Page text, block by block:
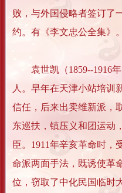
败，与外国侵略者签订了
约。有《李文忠公全集》。
袁世凯（1859--1916年
人。早年在天津小站培训
信任，后来出卖维新派，
东巡扶，镇压义和团运动
臣。1911年辛亥革命时，
命派两面手法，既诱使革
位，窃取了中化民国临时